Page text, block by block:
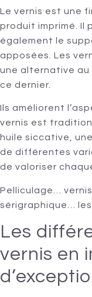
Le vernis est une
produit imprimé. Il
également le
apposées. Les
une alternative au
ce dernier.
Ils améliorent
vernis est
huile siccative,
de différentes
de valoriser
Pelliculage…
sérigraphique…
Les
vernis en